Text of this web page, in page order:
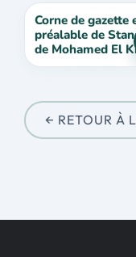
Corne de gazette
préalable de
de Mohamed El
← RETOUR À